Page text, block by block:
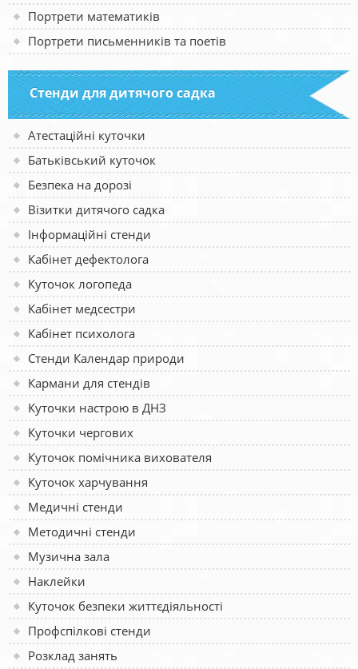
Портрети математиків
Портрети письменників та поетів
Стенди для дитячого садка
Атестаційні куточки
Батьківський куточок
Безпека на дорозі
Візитки дитячого садка
Інформаційні стенди
Кабінет дефектолога
Куточок логопеда
Кабінет медсестри
Кабінет психолога
Стенди Календар природи
Кармани для стендів
Куточки настрою в ДНЗ
Куточки чергових
Куточок помічника вихователя
Куточок харчування
Медичні стенди
Методичні стенди
Музична зала
Наклейки
Куточок безпеки життєдіяльності
Профспілкові стенди
Розклад занять